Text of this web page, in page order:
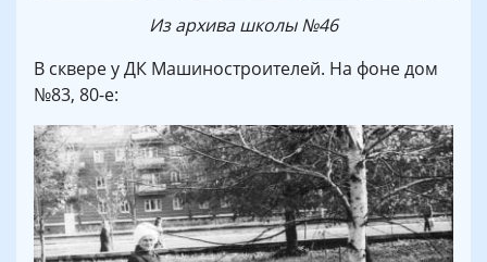
Из архива школы №46
В сквере у ДК Машиностроителей. На фоне дом
№83, 80-е: